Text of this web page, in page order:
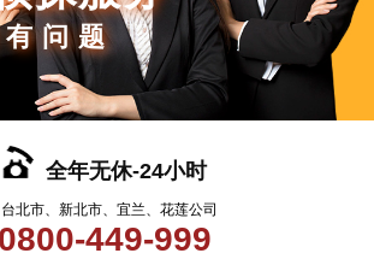
问题
全年无休-24小时
台北市、新北市、宜兰、花莲公司
0800-449-999